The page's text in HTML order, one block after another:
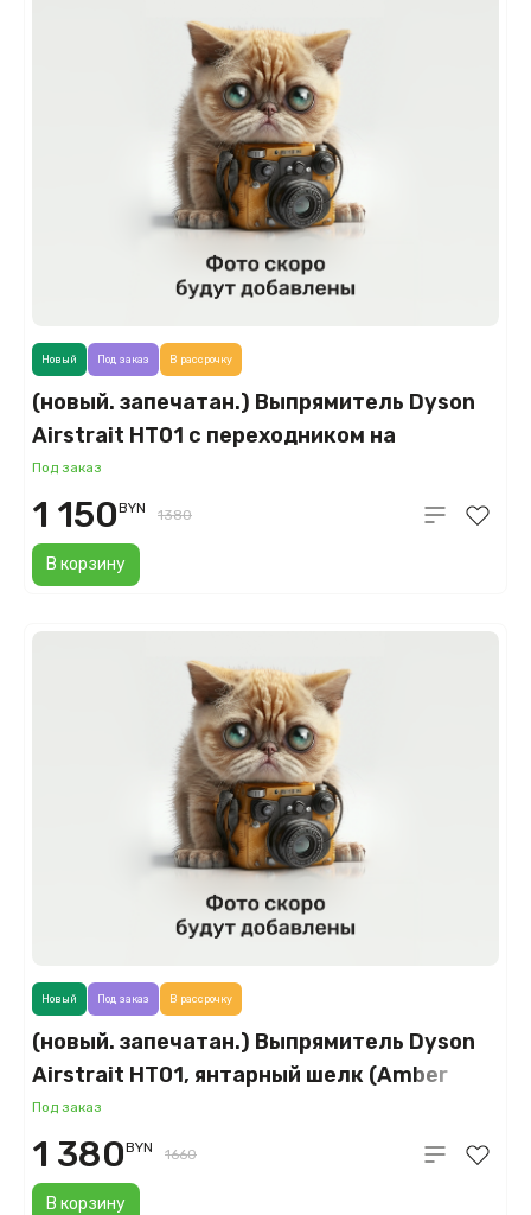
(новый. запечатан.) Выпрямитель Dyson
Airstrait HT01 с переходником на
евровилку, берлинская лазурь/медный
(Prussian Blue/Cooper)
Под заказ
В корзину
Новый Под заказ В рассрочку
1 150BYN 1380
(новый. запечатан.) Выпрямитель Dyson
Airstrait HT01, янтарный шелк (Amber
Silk)
Под заказ
В корзину
Новый Под заказ В рассрочку
1 380BYN 1660